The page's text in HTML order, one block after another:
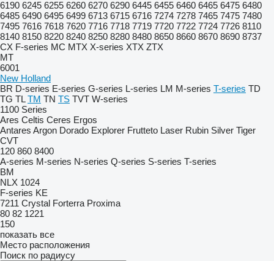
6190 6245 6255 6260 6270 6290 6445 6455 6460 6465 6475 6480
6485 6490 6495 6499 6713 6715 6716 7274 7278 7465 7475 7480
7495 7616 7618 7620 7716 7718 7719 7720 7722 7724 7726 8110
8140 8150 8220 8240 8250 8280 8480 8650 8660 8670 8690 8737
CX F-series MC MTX X-series XTX ZTX
MT
6001
New Holland
BR D-series E-series G-series L-series LM M-series T-series TD
TG TL TM TN TS TVT W-series
1100 Series
Ares Celtis Ceres Ergos
Antares Argon Dorado Explorer Frutteto Laser Rubin Silver Tiger
CVT
120 860 8400
A-series M-series N-series Q-series S-series T-series
BM
NLX 1024
F-series KE
7211 Crystal Forterra Proxima
80 82 1221
150
показать все
Место расположения
Поиск по радиусу